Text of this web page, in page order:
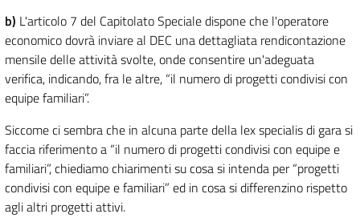
b) L'articolo 7 del Capitolato Speciale dispone che l'operatore
economico dovrà inviare al DEC una dettagliata rendicontazione
mensile delle attività svolte, onde consentire un'adeguata
verifica, indicando, fra le altre, “il numero di progetti condivisi con
equipe familiari”.
Siccome ci sembra che in alcuna parte della lex specialis di gara si
faccia riferimento a “il numero di progetti condivisi con equipe e
familiari”, chiediamo chiarimenti su cosa si intenda per “progetti
condivisi con equipe e familiari” ed in cosa si differenzino rispetto
agli altri progetti attivi.